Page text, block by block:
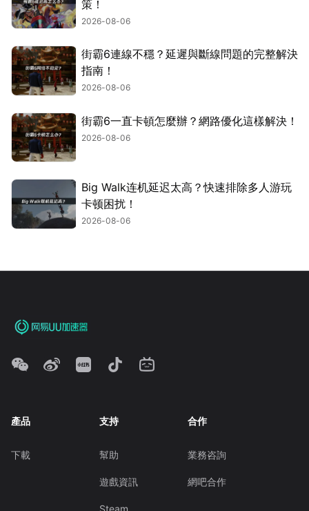
策！
2026-08-06
街霸6連線不穩？延遲與斷線問題的完整解決
指南！
2026-08-06
街霸6一直卡頓怎麼辦？網路優化這樣解決！
2026-08-06
Big Walk连机延迟太高？快速排除多人游玩
卡顿困扰！
2026-08-06
產品
下載
支持
幫助
遊戲資訊
Steam
合作
業務咨詢
網吧合作